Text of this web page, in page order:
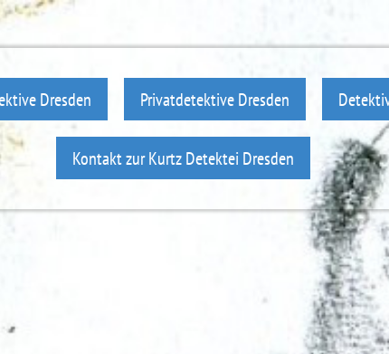
Dresden Privatdetektive Dresden
Kontakt zur Kurtz Detektei Dresden